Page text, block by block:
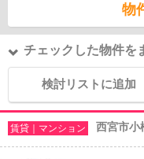
物
チェックした物件を
検討リストに追加
賃貸｜マンション 西宮市小